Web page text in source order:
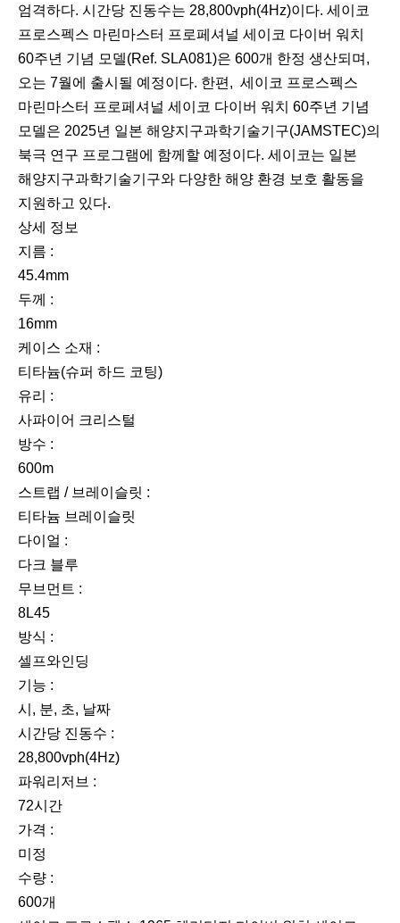
엄격하다. 시간당 진동수는 28,800vph(4Hz)이다. 세이코
프로스펙스 마린마스터 프로페셔널 세이코 다이버 워치
60주년 기념 모델(Ref. SLA081)은 600개 한정 생산되며,
오는 7월에 출시될 예정이다. 한편, 세이코 프로스펙스
마린마스터 프로페셔널 세이코 다이버 워치 60주년 기념
모델은 2025년 일본 해양지구과학기술기구(JAMSTEC)의
북극 연구 프로그램에 함께할 예정이다. 세이코는 일본
해양지구과학기술기구와 다양한 해양 환경 보호 활동을
지원하고 있다.
상세 정보
지름 :
45.4mm
두께 :
16mm
케이스 소재 :
티타늄(슈퍼 하드 코팅)
유리 :
사파이어 크리스털
방수 :
600m
스트랩 / 브레이슬릿 :
티타늄 브레이슬릿
다이얼 :
다크 블루
무브먼트 :
8L45
방식 :
셀프와인딩
기능 :
시, 분, 초, 날짜
시간당 진동수 :
28,800vph(4Hz)
파워리저브 :
72시간
가격 :
미정
수량 :
600개